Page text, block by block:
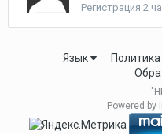
Регистрация 2
Язык
Powered by